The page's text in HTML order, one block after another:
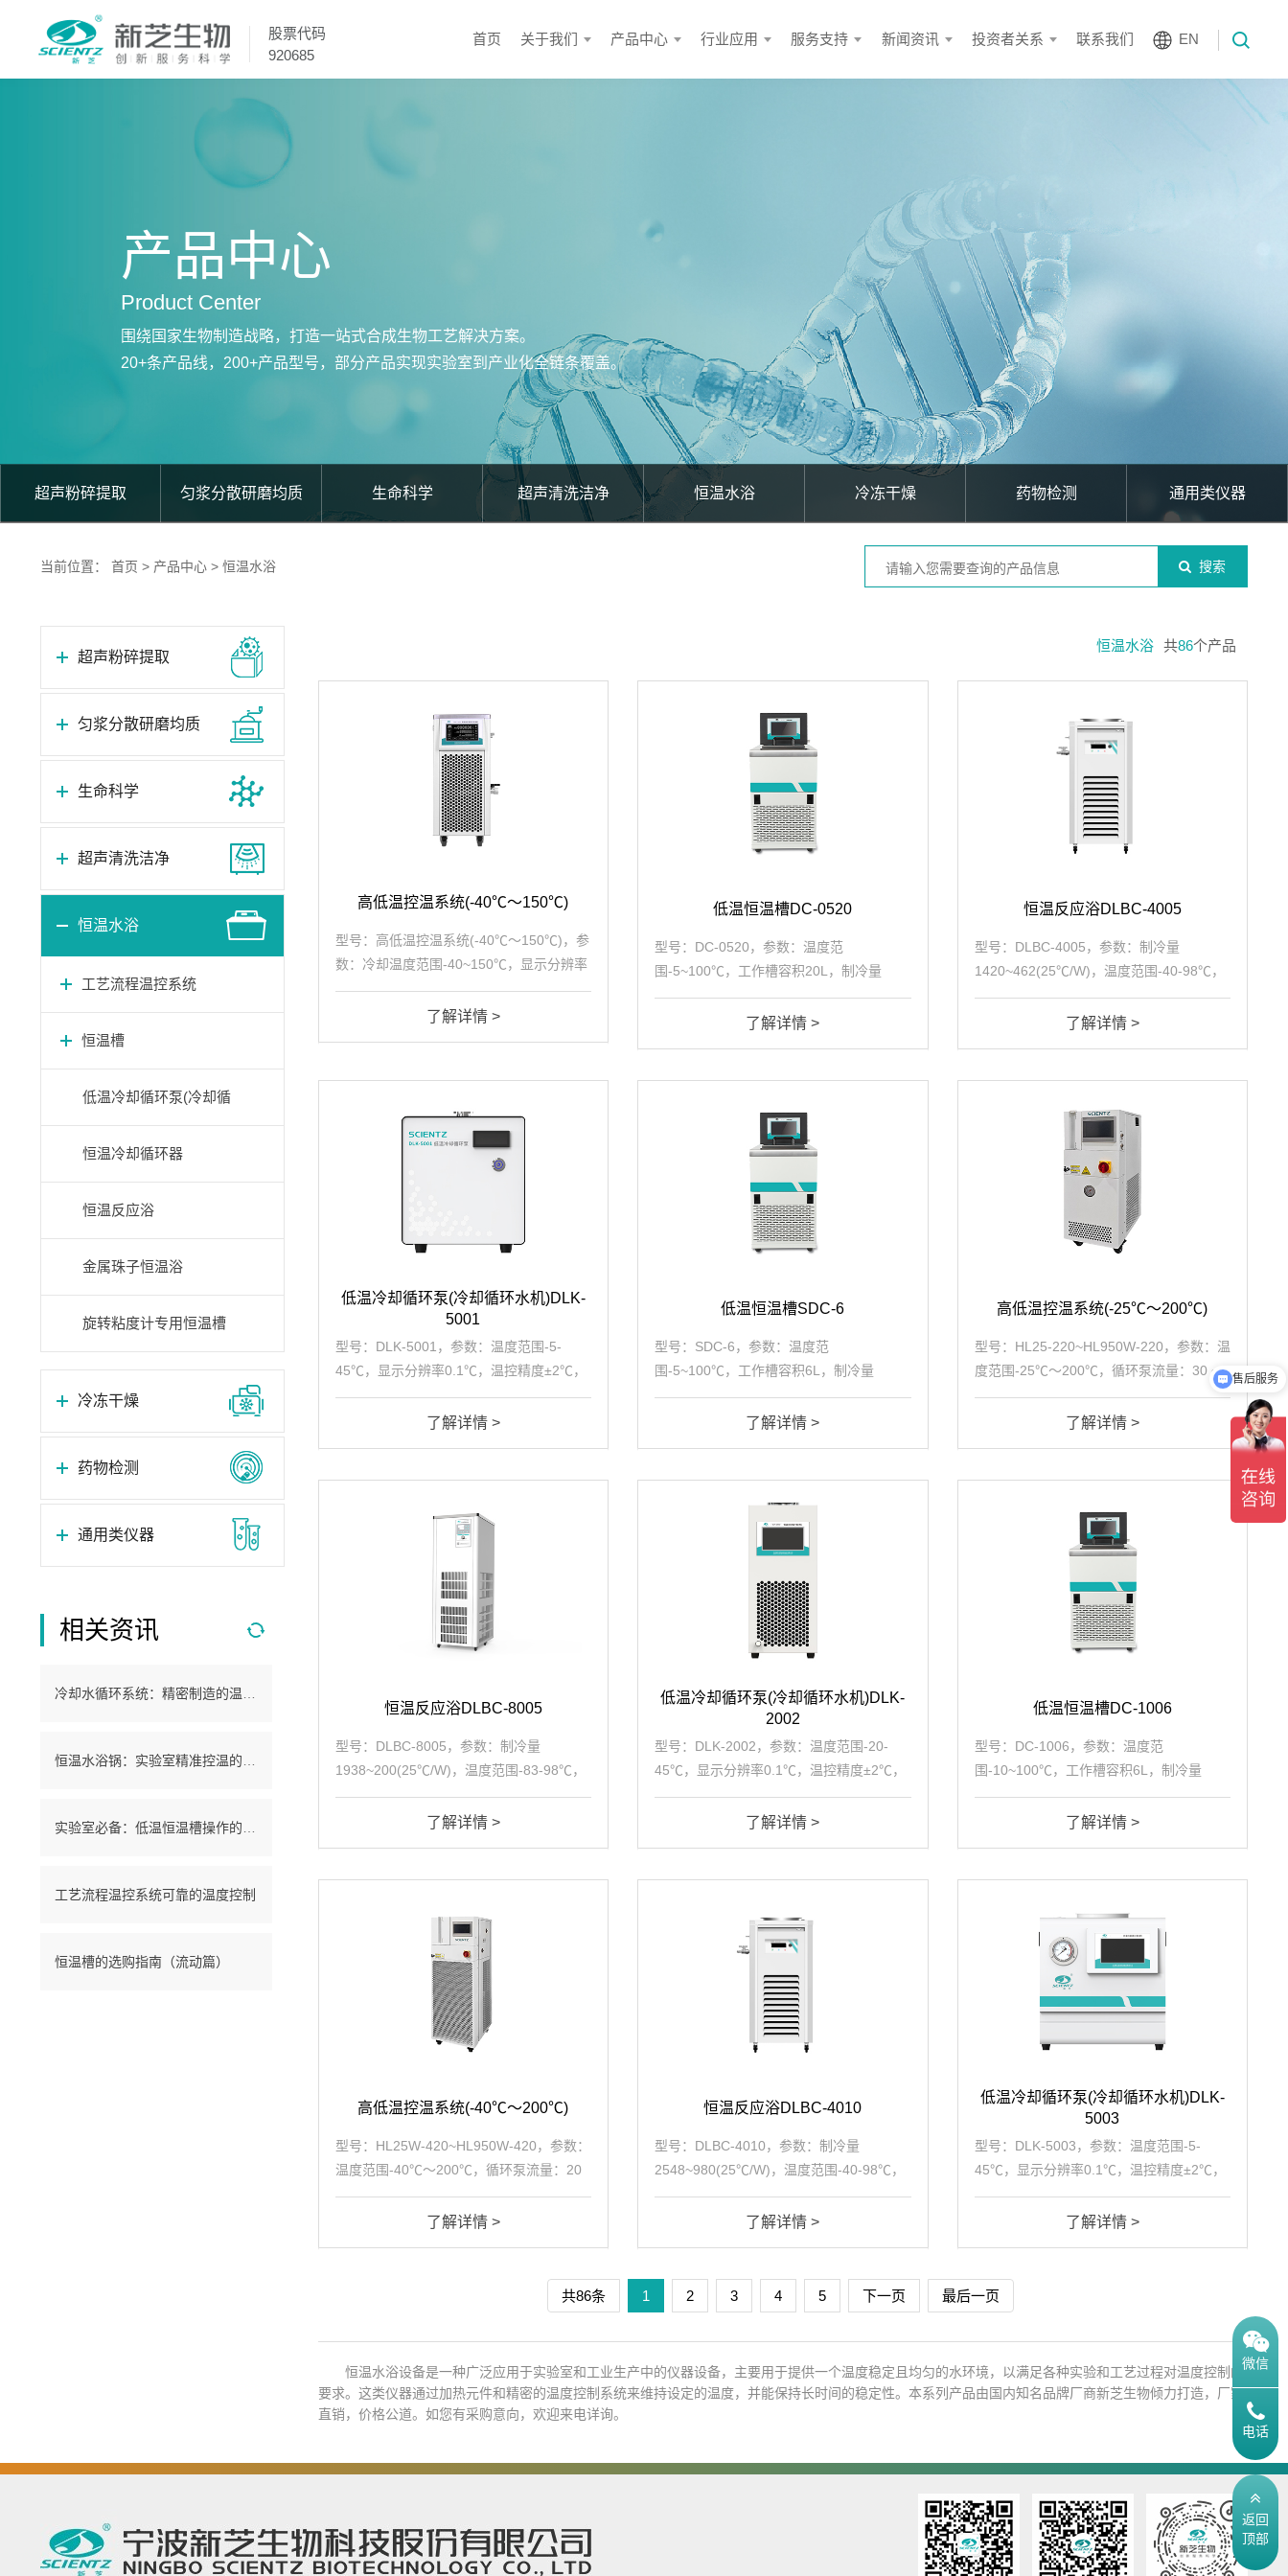
股票代码
920685
首页 关于我们 产品中心 行业应用 服务支持 新闻资讯 投资者关系 联系我们 EN
产品中心
Product Center
围绕国家生物制造战略，打造一站式合成生物工艺解决方案。
20+条产品线，200+产品型号，部分产品实现实验室到产业化全链条覆盖。
超声粉碎提取 匀浆分散研磨均质 生命科学 超声清洗洁净 恒温水浴 冷冻干燥 药物检测 通用类仪器
当前位置： 首页 > 产品中心> 恒温水浴 搜索
超声粉碎提取
匀浆分散研磨均质
生命科学
超声清洗洁净
恒温水浴
工艺流程温控系统
恒温槽
低温冷却循环泵(冷却循
环水机)
恒温冷却循环器
恒温反应浴
金属珠子恒温浴
旋转粘度计专用恒温槽
冷冻干燥
药物检测
通用类仪器
相关资讯
工艺流程温控系统可靠的温度控制
恒温槽的选购指南（流动篇）
恒温水浴 共86个产品
高低温控温系统(-40℃～150℃)
型号：高低温控温系统(-40℃～150℃)，参
数：冷却温度范围-40~150℃，显示分辨率
0.01℃，温控精度±0.1℃，加热功率
1.5KW，填充容积5L，流量13L/min，扬程
了解详情 >
低温恒温槽DC-0520
型号：DC-0520，参数：温度范
围-5~100℃，工作槽容积20L，制冷量
1(25℃/kW)，加热功率2.5kW，整机功率
3.6(kW/h)，恒温精度±0.1℃，泵压
了解详情 >
恒温反应浴DLBC-4005
型号：DLBC-4005，参数：制冷量
1420~462(25℃/W)，温度范围-40-98℃，
温控精度±0.1℃，工作槽容积5L，加热功
率1.2kW，整机功率1.3kW/h
了解详情 >
低温冷却循环泵(冷却循环水机)DLK-
5001
型号：DLK-5001，参数：温度范围-5-
45℃，显示分辨率0.1℃，温控精度±2℃，
填充容积0.9L，重量18kg，总电源0.2kW，
电源220V/50Hz~1了解详情 >
低温恒温槽SDC-6
型号：SDC-6，参数：温度范
围-5~100℃，工作槽容积6L，制冷量
0.42(25℃/kW)，加热功率1.0kW，泵压
0.45bar，整机功率1.3(kW/h)，恒温精度
了解详情 >
高低温控温系统(-25℃～200℃)
型号：HL25-220~HL950W-220，参数：温
度范围-25℃～200℃，循环泵流量：30 ~
400L/min(最大)，循环泵压力：1.5 ~
2.5bar，导热介质接口尺寸：DN15 ~ D...
了解详情 >
恒温反应浴DLBC-8005
型号：DLBC-8005，参数：制冷量
1938~200(25℃/W)，温度范围-83-98℃，
温控精度±0.1℃，工作槽容积5L，加热功
率1.2kW，整机功率3.19kW/h
了解详情 >
低温冷却循环泵(冷却循环水机)DLK-
2002
型号：DLK-2002，参数：温度范围-20-
45℃，显示分辨率0.1℃，温控精度±2℃，
填充容积2L，重量32kg，总电源0.43kW，
电源220V/50Hz~1了解详情 >
低温恒温槽DC-1006
型号：DC-1006，参数：温度范
围-10~100℃，工作槽容积6L，制冷量
0.32(25℃/kW)，加热功率1.0kW，整机功
率1.3(kW/h)，恒温精度±0.1℃，泵压
了解详情 >
高低温控温系统(-40℃～200℃)
型号：HL25W-420~HL950W-420，参数：
温度范围-40℃～200℃，循环泵流量：20
~ 400L/min(最大)，循环泵压力：2 ~
2.5bar，总功率范围：4.5 ~ 135kW(...
了解详情 >
恒温反应浴DLBC-4010
型号：DLBC-4010，参数：制冷量
2548~980(25℃/W)，温度范围-40-98℃，
温控精度±0.1℃，工作槽容积10L，加热功
率1.5kW，整机功率2.6kW/h
了解详情 >
低温冷却循环泵(冷却循环水机)DLK-
5003
型号：DLK-5003，参数：温度范围-5-
45℃，显示分辨率0.1℃，温控精度±2℃，
填充容积3L，重量29kg，总电源0.55kW
了解详情 >
共86条 1 2 3 4 5 下一页 最后一页
恒温水浴设备是一种广泛应用于实验室和工业生产中的仪器设备，主要用于提供一个温度稳定且均匀的水环境，以满足各种实验和工艺过程对温度控制的
要求。这类仪器通过加热元件和精密的温度控制系统来维持设定的温度，并能保持长时间的稳定性。本系列产品由国内知名品牌厂商新芝生物倾力打造，厂家
直销，价格公道。如您有采购意向，欢迎来电详询。
微信
电话
返回
顶部
介绍下你们的产品？
售后服务